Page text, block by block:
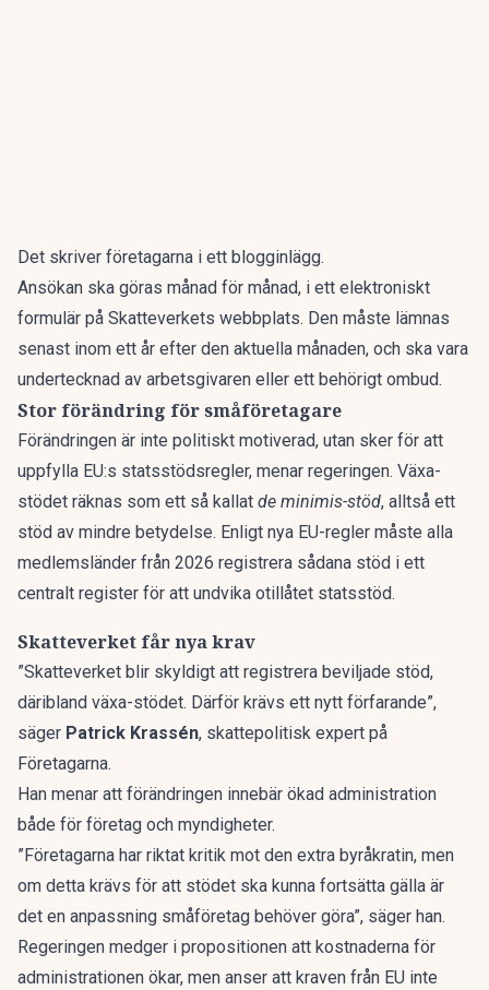
Det skriver företagarna i ett blogginlägg.
Ansökan ska göras månad för månad, i ett elektroniskt
formulär på Skatteverkets webbplats. Den måste lämnas
senast inom ett år efter den aktuella månaden, och ska vara
undertecknad av arbetsgivaren eller ett behörigt ombud.
Stor förändring för småföretagare
Förändringen är inte politiskt motiverad, utan sker för att
uppfylla EU:s statsstödsregler, menar regeringen. Växa-
stödet räknas som ett så kallat de minimis-stöd, alltså ett
stöd av mindre betydelse. Enligt nya EU-regler måste alla
medlemsländer från 2026 registrera sådana stöd i ett
centralt register för att undvika otillåtet statsstöd.
Skatteverket får nya krav
”Skatteverket blir skyldigt att registrera beviljade stöd,
däribland växa-stödet. Därför krävs ett nytt förfarande”,
säger Patrick Krassén, skattepolitisk expert på
Företagarna.
Han menar att förändringen innebär ökad administration
både för företag och myndigheter.
”Företagarna har riktat kritik mot den extra byråkratin, men
om detta krävs för att stödet ska kunna fortsätta gälla är
det en anpassning småföretag behöver göra”, säger han.
Regeringen medger i propositionen att kostnaderna för
administrationen ökar, men anser att kraven från EU inte